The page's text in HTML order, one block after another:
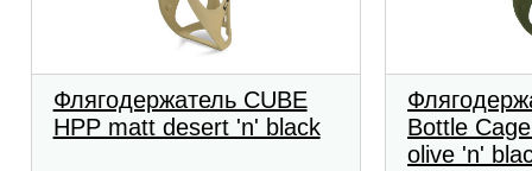
Флягодержатель CUBE
HPP matt desert 'n' black
Bottle
olive 'n'